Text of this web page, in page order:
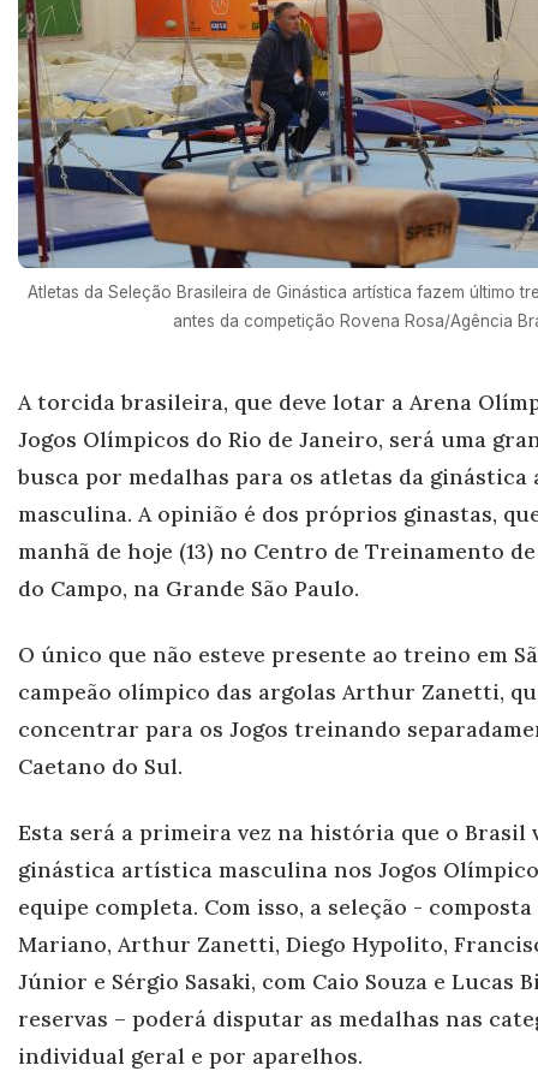
Atletas da Seleção Brasileira de Ginástica artística fazem último
antes da competição Rovena Rosa/Agência
A torcida brasileira, que deve lotar a Arena
Jogos Olímpicos do Rio de Janeiro, será uma gr
busca por medalhas para os atletas da
masculina. A opinião é dos próprios ginastas,
manhã de hoje (13) no Centro de Treinamento
do Campo, na Grande São Paulo.
O único que não esteve presente ao treino em
campeão olímpico das argolas Arthur Zanetti,
concentrar para os Jogos treinando
Caetano do Sul.
Esta será a primeira vez na história que o
ginástica artística masculina nos Jogos
equipe completa. Com isso, a seleção -
Mariano, Arthur Zanetti, Diego Hypolito,
Júnior e Sérgio Sasaki, com Caio Souza e Lucas
reservas – poderá disputar as medalhas nas
individual geral e por aparelhos.